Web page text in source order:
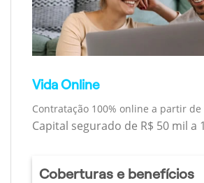
Vida Online
Contratação 100% online a partir de
Capital segurado de R$ 50 mil a
Coberturas e benefícios